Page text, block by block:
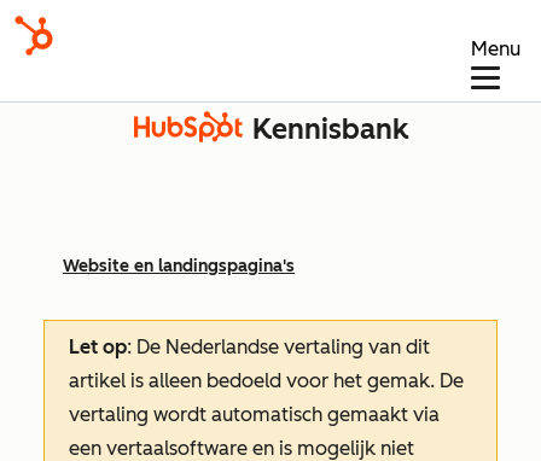
Menu
Kennisbank
Website en landingspagina's
Let op: De Nederlandse vertaling van dit
artikel is alleen bedoeld voor het gemak. De
vertaling wordt automatisch gemaakt via
een vertaalsoftware en is mogelijk niet